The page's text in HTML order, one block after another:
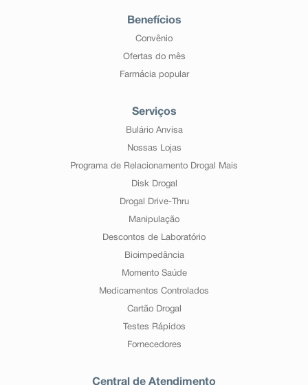
Benefícios
Convênio
Ofertas do mês
Farmácia popular
Serviços
Bulário Anvisa
Nossas Lojas
Programa de Relacionamento Drogal Mais
Disk Drogal
Drogal Drive-Thru
Manipulação
Descontos de Laboratório
Bioimpedância
Momento Saúde
Medicamentos Controlados
Cartão Drogal
Testes Rápidos
Fornecedores
Central de Atendimento